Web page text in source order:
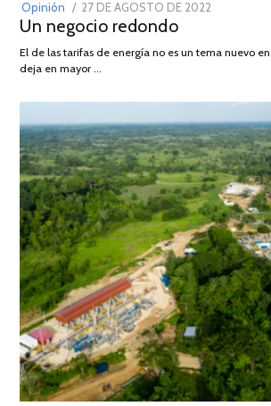
Opinión
POSTED
ON
27 DE AGOSTO DE 2022
DE
Un negocio redondo
El de las tarifas de energía no es un tema nuevo
deja en mayor …